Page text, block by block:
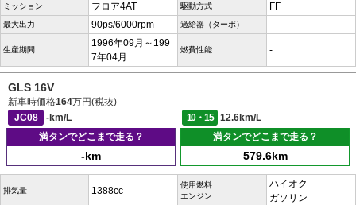
ミッション フロア4AT 駆動方式 FF
最大出力 90ps/6000rpm 過給器（ターボ） -
生産期間
1996年09月～199
7年04月
燃費性能 -
GLS 16V
新車時価格164万円(税抜)
JC08
-km/L 10・15
12.6km/L
満タンでどこまで走る？
-km
満タンでどこまで走る？
579.6km
排気量 1388cc
使用燃料
エンジン
ハイオク
ガソリン